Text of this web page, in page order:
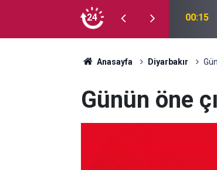
24
kullanmıyorum, çocuklarımı verin 00:05
Anasayfa Diyarbakır
Günün öne